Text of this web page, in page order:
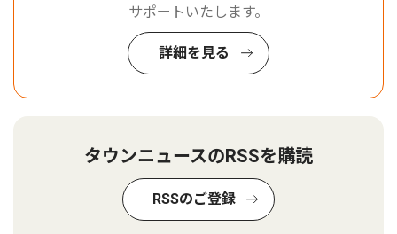
サポートいたします。
詳細を見る
タウンニュースのRSSを購読
RSSのご登録